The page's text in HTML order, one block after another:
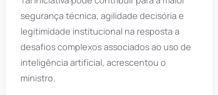
segurança técnica, agilidade decisória e
legitimidade institucional na resposta a
desafios complexos associados ao uso de
inteligência artificial, acrescentou o
ministro.